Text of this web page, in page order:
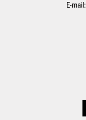
E-mail: